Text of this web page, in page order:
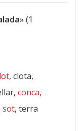
» (1
, clota,
conca,
sot, terra